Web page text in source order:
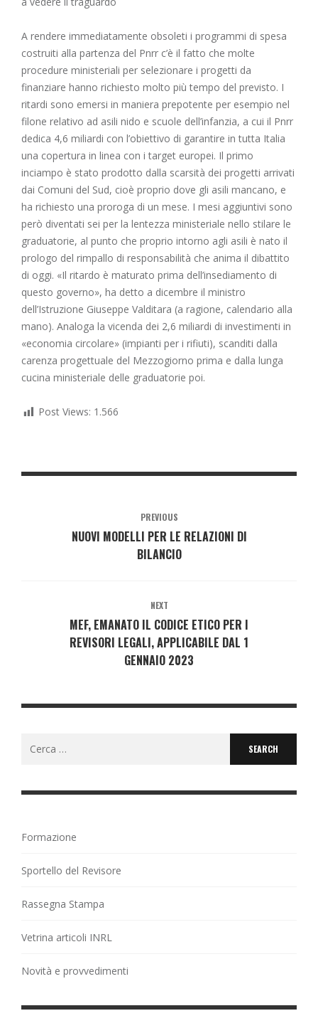
A rendere immediatamente obsoleti i programmi di spesa
costruiti alla partenza del Pnrr c’è il fatto che molte
procedure ministeriali per selezionare i progetti da
finanziare hanno richiesto molto più tempo del previsto. I
ritardi sono emersi in maniera prepotente per esempio nel
filone relativo ad asili nido e scuole dell’infanzia, a cui il Pnrr
dedica 4,6 miliardi con l’obiettivo di garantire in tutta Italia
una copertura in linea con i target europei. Il primo
inciampo è stato prodotto dalla scarsità dei progetti arrivati
dai Comuni del Sud, cioè proprio dove gli asili mancano, e
ha richiesto una proroga di un mese. I mesi aggiuntivi sono
però diventati sei per la lentezza ministeriale nello stilare le
graduatorie, al punto che proprio intorno agli asili è nato il
prologo del rimpallo di responsabilità che anima il dibattito
di oggi. «Il ritardo è maturato prima dell’insediamento di
questo governo», ha detto a dicembre il ministro
dell’Istruzione Giuseppe Valditara (a ragione, calendario alla
mano). Analoga la vicenda dei 2,6 miliardi di investimenti in
«economia circolare» (impianti per i rifiuti), scanditi dalla
carenza progettuale del Mezzogiorno prima e dalla lunga
cucina ministeriale delle graduatorie poi.
Post Views: 1.566
PREVIOUS
NUOVI MODELLI PER LE RELAZIONI DI
BILANCIO
NEXT
MEF, EMANATO IL CODICE ETICO PER I
REVISORI LEGALI, APPLICABILE DAL 1
GENNAIO 2023
Formazione
Sportello del Revisore
Rassegna Stampa
Vetrina articoli INRL
Novità e provvedimenti